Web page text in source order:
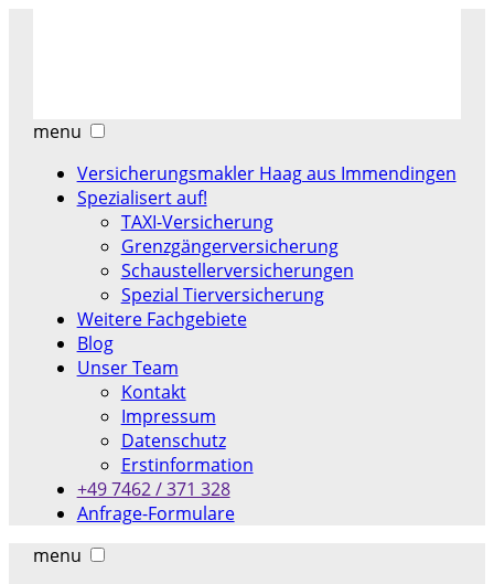
menu
Versicherungsmakler Haag aus Immendingen
Spezialisert auf!
TAXI-Versicherung
Grenzgängerversicherung
Schaustellerversicherungen
Spezial Tierversicherung
Weitere Fachgebiete
Blog
Unser Team
Kontakt
Impressum
Datenschutz
Erstinformation
+49 7462 / 371 328
Anfrage-Formulare
menu